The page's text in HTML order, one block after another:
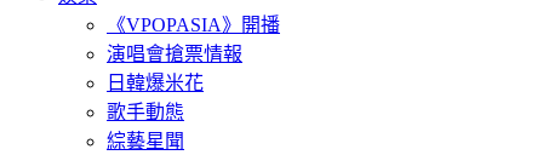
《VPOPASIA》開播
演唱會搶票情報
日韓爆米花
歌手動態
綜藝星聞